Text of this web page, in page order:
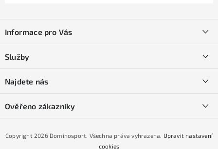
pInformace pro Vás
Obchodní podmínky
Podmínky GDPR
Podmínky nákupu na splátky ESSOX
Služby
Naše prodejna
Najdete nás
Ověřeno zákazníky
Copyright 2026 Dominosport. Všechna práva vyhrazena. Upravit nastavení
cookies